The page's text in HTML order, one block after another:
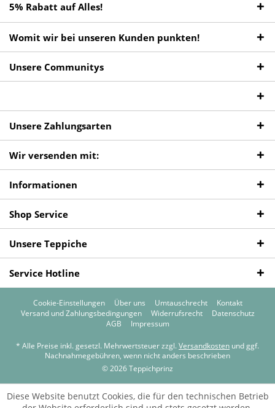
5% Rabatt auf Alles!
Womit wir bei unseren Kunden punkten!
Unsere Communitys
Unsere Zahlungsarten
Wir versenden mit:
Informationen
Shop Service
Unsere Teppiche
Service Hotline
Cookie-Einstellungen Über uns Umtauschrecht
Kontakt
Versand und Zahlungsbedingungen
Widerrufsrecht
Datenschutz
AGB
Impressum
* Alle Preise inkl. gesetzl. Mehrwertsteuer zzgl. Versandkosten und ggf.
Nachnahmegebühren, wenn nicht anders beschrieben
© 2026 Teppichprinz
Diese Website benutzt Cookies, die für den technischen Betrieb